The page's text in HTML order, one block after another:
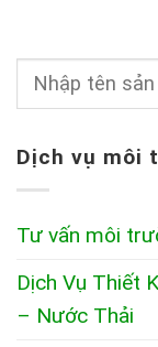
Dịch vụ môi
Tư vấn môi
Dịch Vụ Thiết
– Nước Thải